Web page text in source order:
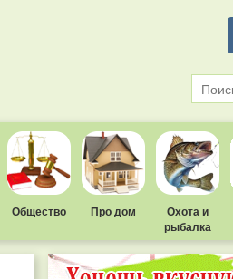
Общество Про дом
Охота и
рыбалка